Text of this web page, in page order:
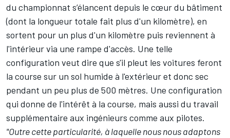
du championnat s’élancent depuis le cœur du bâtiment
(dont la longueur totale fait plus d'un kilomètre), en
sortent pour un plus d'un kilomètre puis reviennent à
l'intérieur via une rampe d'accès. Une telle
configuration veut dire que s'il pleut les voitures feront
la course sur un sol humide à l'extérieur et donc sec
pendant un peu plus de 500 mètres. Une configuration
qui donne de l'intérêt à la course, mais aussi du travail
supplémentaire aux ingénieurs comme aux pilotes.
"Outre cette particularité, à laquelle nous nous adaptons